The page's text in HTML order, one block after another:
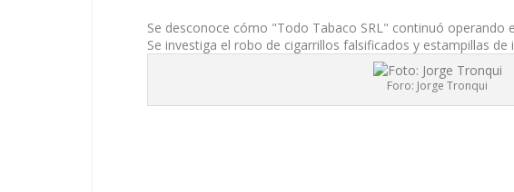
Se desconoce cómo "Todo Tabaco SRL" continuó operando
Se investiga el robo de cigarrillos falsificados y estampillas de
Foro: Jorge Tronqui